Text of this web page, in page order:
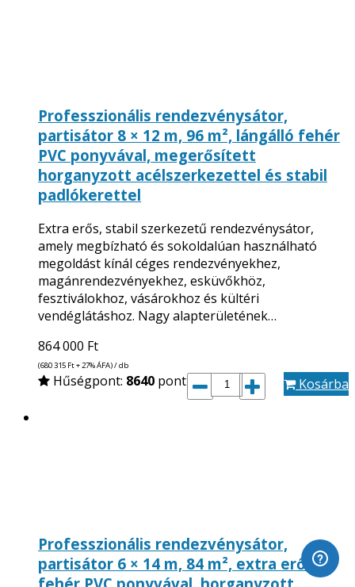
Professzionális rendezvénysátor,
partisátor 8 × 12 m, 96 m², lángálló fehér
PVC ponyvával, megerősített
horganyzott acélszerkezettel és stabil
padlókerettel
Extra erős, stabil szerkezetű rendezvénysátor,
amely megbízható és sokoldalúan használható
megoldást kínál céges rendezvényekhez,
magánrendezvényekhez, esküvőkhöz,
fesztiválokhoz, vásárokhoz és kültéri
vendéglátáshoz. Nagy alapterületének…
864 000 Ft
(680 315 Ft+ 27% ÁFA) / db
Hűségpont: 8640 pont Kosárba
Professzionális rendezvénysátor,
partisátor 6 × 14 m, 84 m², extra erős